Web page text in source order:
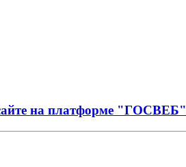
на платформе "ГОСВЕБ"